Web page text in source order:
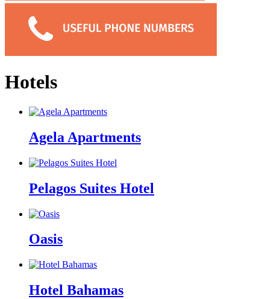
Hotels
Agela Apartments
Pelagos Suites Hotel
Oasis
Hotel Bahamas